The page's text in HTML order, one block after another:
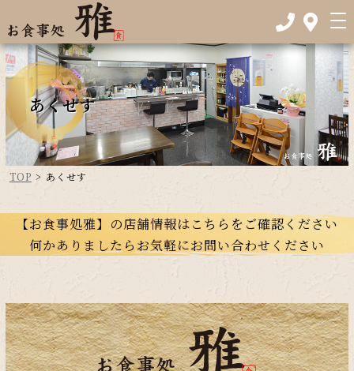
あくせす
TOP > あくせす
【お食事処雅】の店舗情報はこちらをご確認ください
何かありましたらお気軽にお問い合わせください